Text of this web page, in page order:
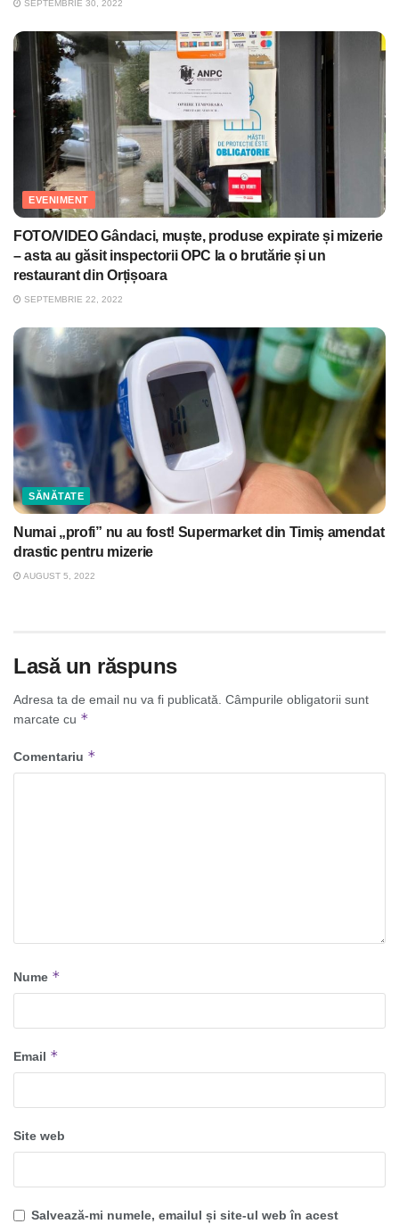
SEPTEMBRIE 30, 2022
EVENIMENT
FOTO/VIDEO Gândaci, muște, produse expirate și mizerie
– asta au găsit inspectorii OPC la o brutărie și un
restaurant din Orțișoara
SEPTEMBRIE 22, 2022
SĂNĂTATE
Numai „profi” nu au fost! Supermarket din Timiș amendat
drastic pentru mizerie
AUGUST 5, 2022
Lasă un răspuns
Adresa ta de email nu va fi publicată. Câmpurile obligatorii sunt
marcate cu *
Comentariu *
Nume *
Email *
Site web
Salvează-mi numele, emailul și site-ul web în acest